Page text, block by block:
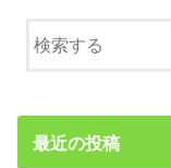
最近の投稿